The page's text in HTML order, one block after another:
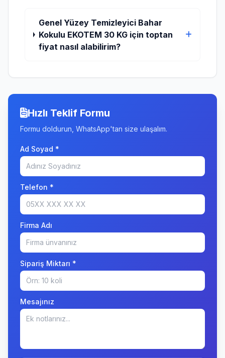
Genel Yüzey Temizleyici Bahar
Kokulu EKOTEM 30 KG için toptan
fiyat nasıl alabilirim?
Hızlı Teklif Formu
Formu doldurun, WhatsApp'tan size ulaşalım.
Ad Soyad *
Telefon *
Firma Adı
Sipariş Miktarı *
Mesajınız